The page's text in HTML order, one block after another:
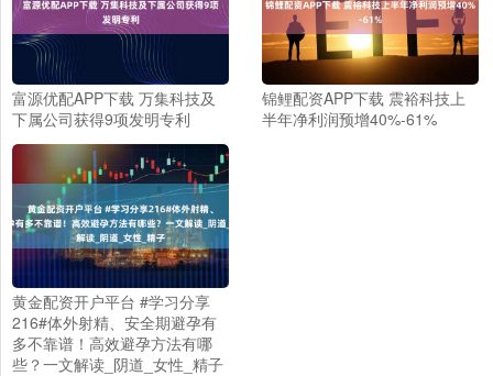
富源优配APP下载 万集科技及
下属公司获得9项发明专利
锦鲤配资APP下载 震裕科技上
半年净利润预增40%-61%
黄金配资开户平台 #学习分享
216#体外射精、安全期避孕有
多不靠谱！高效避孕方法有哪
些？一文解读_阴道_女性_精子